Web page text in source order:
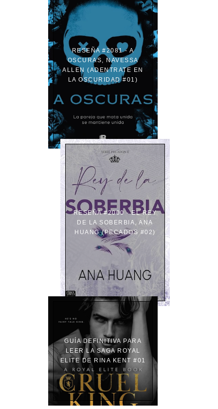
RESEÑA #2081 - A
OSCURAS, NAVESSA
ALLEN (ADENTRATE EN
LA OSCURIDAD #01)
RESEÑA #2000 - EL REY
DE LA SOBERBIA, ANA
HUANG (PECADOS #02)
GUÍA DEFINITIVA PARA
LEER LA SAGA ROYAL
ELITE DE RINA KENT #01